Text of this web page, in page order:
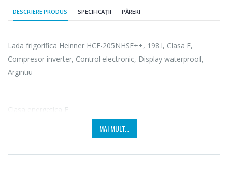
DESCRIERE PRODUS SPECIFICAȚII PĂRERI
Lada frigorifica Heinner HCF-205NHSE++, 198 l, Clasa E,
Compresor inverter, Control electronic, Display waterproof,
Argintiu
Clasa energetica E
Beneficiezi de un consum optim de energie electrica si de o
MAI MULT...